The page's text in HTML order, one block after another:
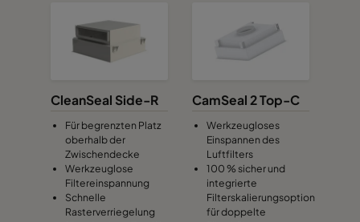
CleanSeal Side-R
Für begrenzten Platz
oberhalb der
Zwischendecke
Werkzeuglose
Filtereinspannung
Schnelle
Rasterverriegelung
CamSeal 2 Top-C
Werkzeugloses
Einspannen des
Luftfilters
100 % sicher und
integrierte
Filterskalierungsoption
für doppelte